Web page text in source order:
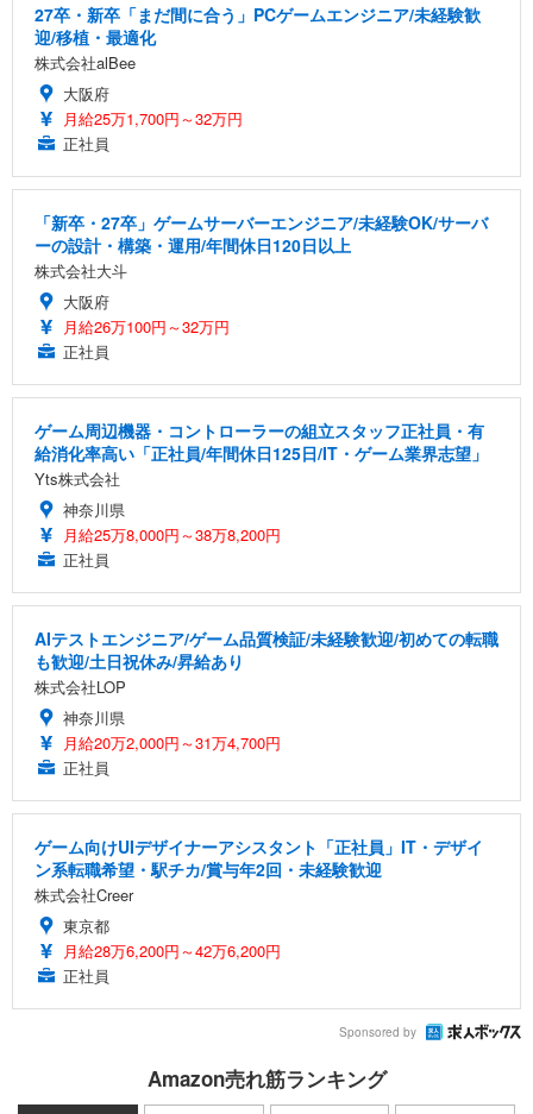
27卒・新卒「まだ間に合う」PCゲームエンジニア/未経験歓
迎/移植・最適化
株式会社alBee
大阪府
月給25万1,700円～32万円
正社員
「新卒・27卒」ゲームサーバーエンジニア/未経験OK/サーバ
ーの設計・構築・運用/年間休日120日以上
株式会社大斗
大阪府
月給26万100円～32万円
正社員
ゲーム周辺機器・コントローラーの組立スタッフ正社員・有
給消化率高い「正社員/年間休日125日/IT・ゲーム業界志望」
Yts株式会社
神奈川県
月給25万8,000円～38万8,200円
正社員
AIテストエンジニア/ゲーム品質検証/未経験歓迎/初めての転職
も歓迎/土日祝休み/昇給あり
株式会社LOP
神奈川県
月給20万2,000円～31万4,700円
正社員
ゲーム向けUIデザイナーアシスタント「正社員」IT・デザイ
ン系転職希望・駅チカ/賞与年2回・未経験歓迎
株式会社Creer
東京都
月給28万6,200円～42万6,200円
正社員
Sponsored by
Amazon売れ筋ランキング